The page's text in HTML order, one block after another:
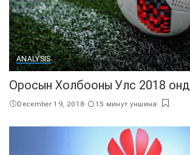
ANALYSIS
Оросын Холбооны Улс 2018 онд
December 19, 2018 15 минут уншина